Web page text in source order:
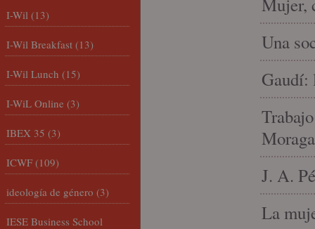
Una
Gaudí:
J. A.
La
I-Wil (13)
I-Wil Breakfast (13)
I-Wil Lunch (15)
I-WiL Online (3)
IBEX 35 (3)
ICWF (109)
ideología de género (3)
IESE Business School